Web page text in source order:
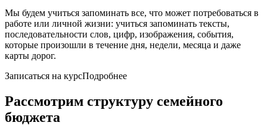
Мы будем учиться запоминать все, что может потребоваться в
работе или личной жизни: учиться запоминать тексты,
последовательности слов, цифр, изображения, события,
которые произошли в течение дня, недели, месяца и даже
карты дорог.
Записаться на курсПодробнее
Рассмотрим структуру семейного
бюджета